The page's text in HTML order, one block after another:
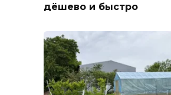
дёшево и быстро